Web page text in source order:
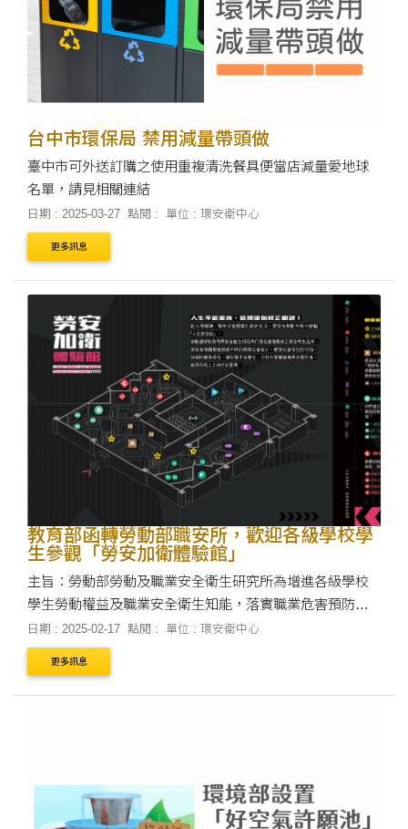
台中市環保局 禁用減量帶頭做
臺中市可外送訂購之使用重複清洗餐具便當店減量愛地球
名單，請見相關連結
日期 : 2025-03-27 點閱 : 單位 : 環安衛中心
更多訊息
教育部函轉勞動部職安所，歡迎各級學校學
生參觀「勞安加衛體驗館」
主旨：勞動部勞動及職業安全衛生研究所為增進各級學校
學生勞動權益及職業安全衛生知能，落實職業危害預防教
育，特設立「勞安加衛體驗館」，歡迎參觀，請查照。 說
明： 一、依勞動部勞動及職業安全衛生研究所114....
日期 : 2025-02-17 點閱 : 單位 : 環安衛中心
更多訊息